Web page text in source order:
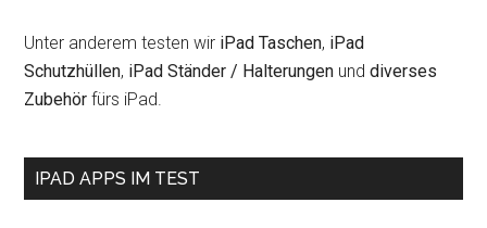
Unter anderem testen wir iPad Taschen, iPad
Schutzhüllen, iPad Ständer / Halterungen unddiverses
Zubehör fürs iPad.
IPAD APPS IM TEST